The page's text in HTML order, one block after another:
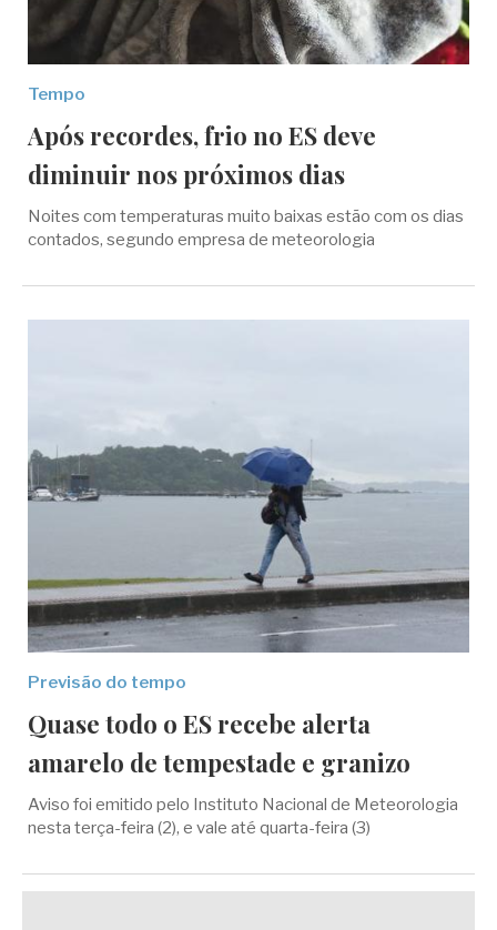
Tempo
Após recordes, frio no ES deve
diminuir nos próximos dias
Noites com temperaturas muito baixas estão com os dias
contados, segundo empresa de meteorologia
Previsão do tempo
Quase todo o ES recebe alerta
amarelo de tempestade e granizo
Aviso foi emitido pelo Instituto Nacional de Meteorologia
nesta terça-feira (2), e vale até quarta-feira (3)